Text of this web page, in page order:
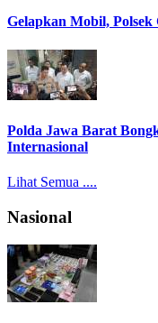
Gelapkan Mobil,
Polda Jawa Barat
Internasional
Lihat Semua ....
Nasional